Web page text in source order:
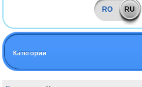
RO RU
Категории